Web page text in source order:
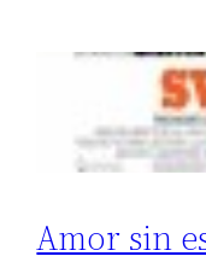
Amor sin